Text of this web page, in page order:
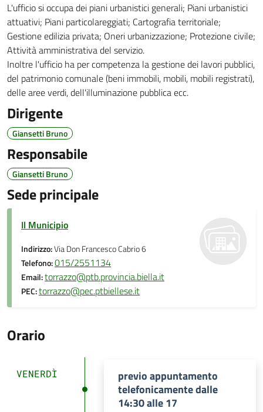
L'ufficio si occupa dei piani urbanistici generali; Piani urbanistici
attuativi; Piani particolareggiati; Cartografia territoriale;
Gestione edilizia privata; Oneri urbanizzazione; Protezione civile;
Attività amministrativa del servizio.
Inoltre l'ufficio ha per competenza la gestione dei lavori pubblici,
del patrimonio comunale (beni immobili, mobili, mobili registrati),
delle aree verdi, dell'illuminazione pubblica ecc.
Dirigente
Giansetti Bruno
Responsabile
Giansetti Bruno
Sede principale
Il Municipio
Indirizzo:Via Don Francesco Cabrio 6
Telefono:015/2551134
Email:torrazzo@ptb.provincia.biella.it
PEC:torrazzo@pec.ptbiellese.it
Orario
VENERDÌ
previo appuntamento
telefonicamente dalle
14:30 alle 17